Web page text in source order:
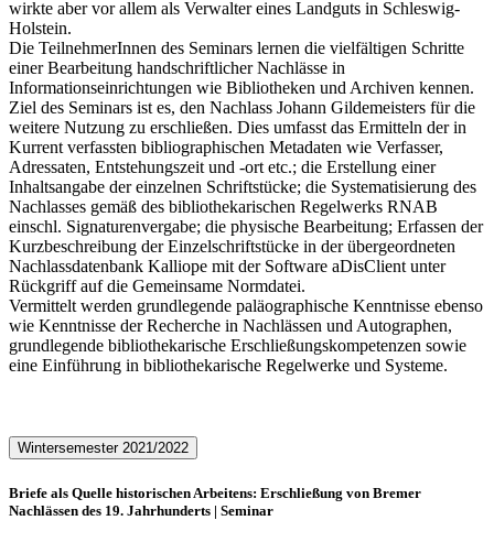
wirkte aber vor allem als Verwalter eines Landguts in Schleswig-
Holstein.
Die TeilnehmerInnen des Seminars lernen die vielfältigen Schritte
einer Bearbeitung handschriftlicher Nachlässe in
Informationseinrichtungen wie Bibliotheken und Archiven kennen.
Ziel des Seminars ist es, den Nachlass Johann Gildemeisters für die
weitere Nutzung zu erschließen. Dies umfasst das Ermitteln der in
Kurrent verfassten bibliographischen Metadaten wie Verfasser,
Adressaten, Entstehungszeit und -ort etc.; die Erstellung einer
Inhaltsangabe der einzelnen Schriftstücke; die Systematisierung des
Nachlasses gemäß des bibliothekarischen Regelwerks RNAB
einschl. Signaturenvergabe; die physische Bearbeitung; Erfassen der
Kurzbeschreibung der Einzelschriftstücke in der übergeordneten
Nachlassdatenbank Kalliope mit der Software aDisClient unter
Rückgriff auf die Gemeinsame Normdatei.
Vermittelt werden grundlegende paläographische Kenntnisse ebenso
wie Kenntnisse der Recherche in Nachlässen und Autographen,
grundlegende bibliothekarische Erschließungskompetenzen sowie
eine Einführung in bibliothekarische Regelwerke und Systeme.
Wintersemester 2021/2022
Briefe als Quelle historischen Arbeitens: Erschließung von Bremer
Nachlässen des 19. Jahrhunderts | Seminar